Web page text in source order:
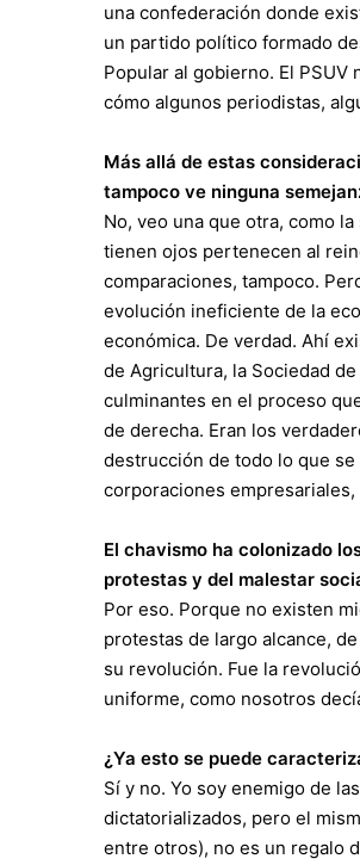
una confederación donde
un partido político formado
Popular al gobierno. El
cómo algunos periodistas,
Más allá de estas
tampoco ve ninguna
No, veo una que otra, como
tienen ojos pertenecen al
comparaciones, tampoco.
evolución ineficiente de la
económica. De verdad. Ahí
de Agricultura, la Sociedad
culminantes en el proceso
de derecha. Eran los
destrucción de todo lo que
corporaciones
El chavismo ha colonizado
protestas y del malestar
Por eso. Porque no existen
protestas de largo alcance,
su revolución. Fue la
uniforme, como nosotros
¿Ya esto se puede
Sí y no. Yo soy enemigo de
dictatorializados, pero el
entre otros), no es un regalo